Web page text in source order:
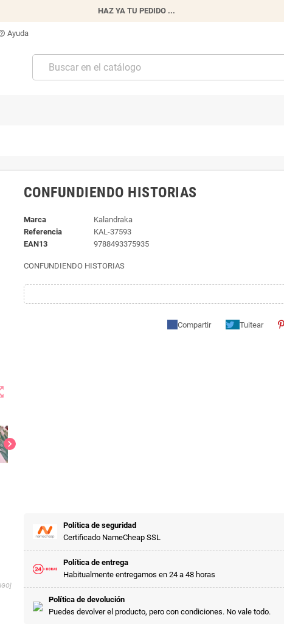
HAZ YA TU PEDIDO ...
Ayuda
chevron_right
CONFUNDIENDO HISTORIAS
Marca
Kalandraka
Referencia
KAL-37593
EAN13
9788493375935
CONFUNDIENDO HISTORIAS
Compartir Tuitear
Política de seguridad
Certificado NameCheap SSL
Política de entrega
Habitualmente entregamos en 24 a 48 horas
Política de devolución
Puedes devolver el producto, pero con condiciones. No vale todo.